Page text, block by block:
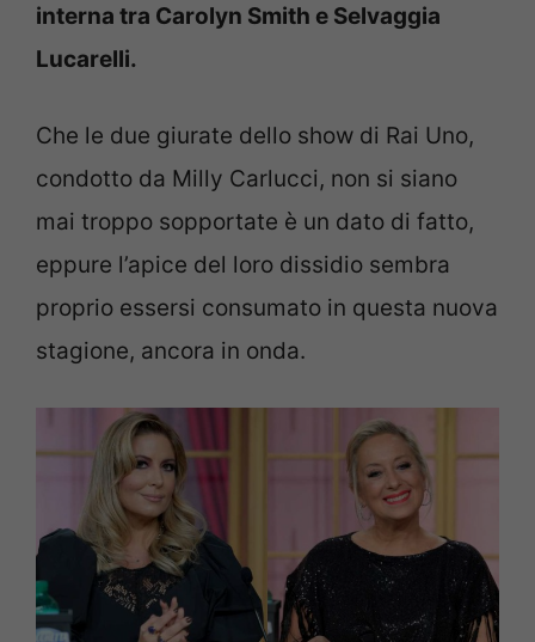
interna tra Carolyn Smith e Selvaggia
Lucarelli.
Che le due giurate dello show di Rai Uno,
condotto da Milly Carlucci, non si siano
mai troppo sopportate è un dato di fatto,
eppure l’apice del loro dissidio sembra
proprio essersi consumato in questa nuova
stagione, ancora in onda.